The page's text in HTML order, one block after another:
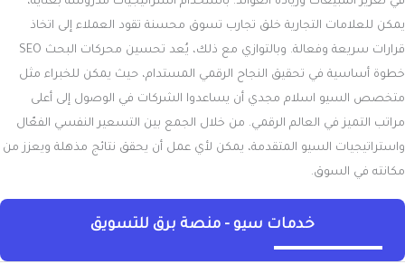
يمكن للعلامات التجارية خلق تجارب تسوق محسنة تقود العملاء إلى اتخاذ
قرارات سريعة وفعالة. وبالتوازي مع ذلك، يُعد تحسين محركات البحث SEO
خطوة أساسية في تحقيق النجاح الرقمي المستدام، حيث يمكن للخبراء مثل
متخصص السيو اسلام مجدي أن يساعدوا الشركات في الوصول إلى أعلى
مراتب التميز في العالم الرقمي. من خلال الجمع بين التسعير النفسي الفعّال
واستراتيجيات السيو المتقدمة، يمكن لأي عمل أن يحقق نتائج مذهلة ويعزز من
مكانته في السوق.
خدمات سيو - منصة برق للتسويق